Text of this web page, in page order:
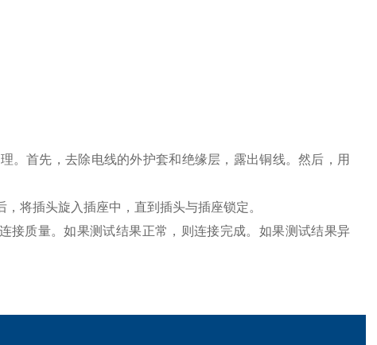
。首先，去除电线的外护套和绝缘层，露出铜线。然后，用
将插头旋入插座中，直到插头与插座锁定。
接质量。如果测试结果正常，则连接完成。如果测试结果异